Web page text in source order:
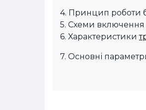
4. Принцип роботи
5. Схеми включення
6. Характеристики
7. Основні